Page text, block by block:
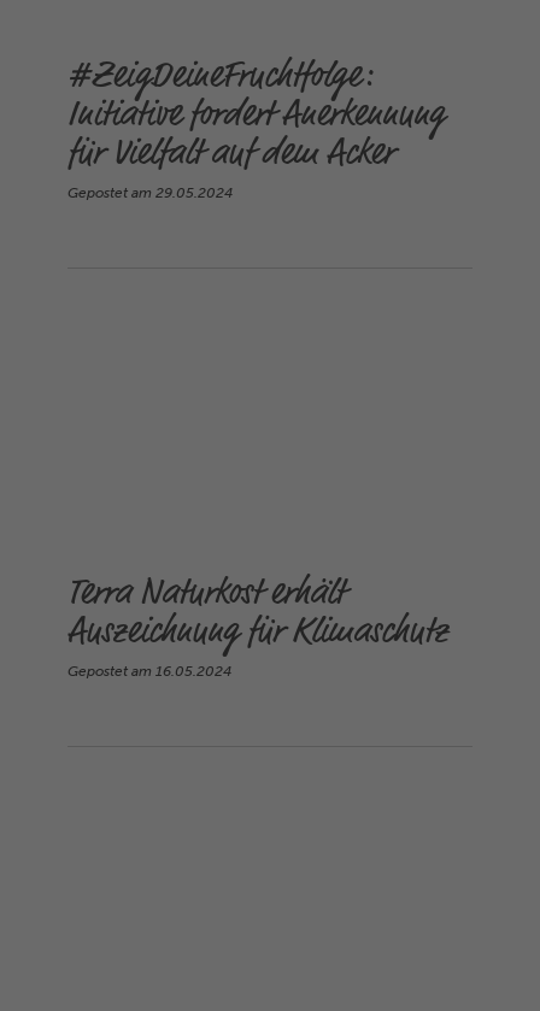
#ZeigDeineFruchtfolge:
Initiative fordert Anerkennung
für Vielfalt auf dem Acker
Gepostet am 29.05.2024
Terra Naturkost erhält
Auszeichnung für Klimaschutz
Gepostet am 16.05.2024